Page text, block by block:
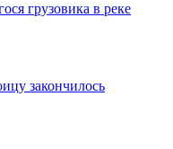
грузовика в реке
закончилось